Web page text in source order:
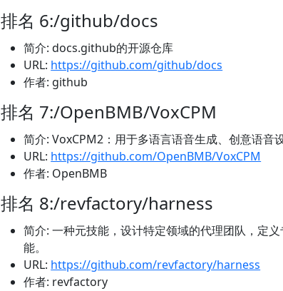
排名 6:/github/docs
简介: docs.github的开源仓库
URL: https://github.com/github/docs
作者: github
排名 7:/OpenBMB/VoxCPM
简介: VoxCPM2：用于多语言语音生成、创意语音
URL: https://github.com/OpenBMB/VoxCPM
作者: OpenBMB
排名 8:/revfactory/harness
简介: 一种元技能，设计特定领域的代理团队，定
能。
URL: https://github.com/revfactory/harness
作者: revfactory